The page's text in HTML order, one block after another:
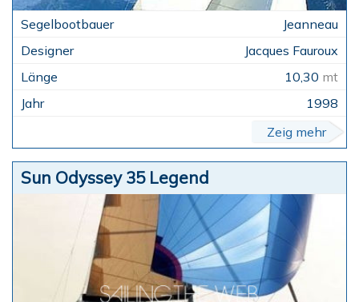
Jeanneau
Jacques Fauroux
10,30 mt
1998
Zeig mehr
Sun Odyssey 35 Legend